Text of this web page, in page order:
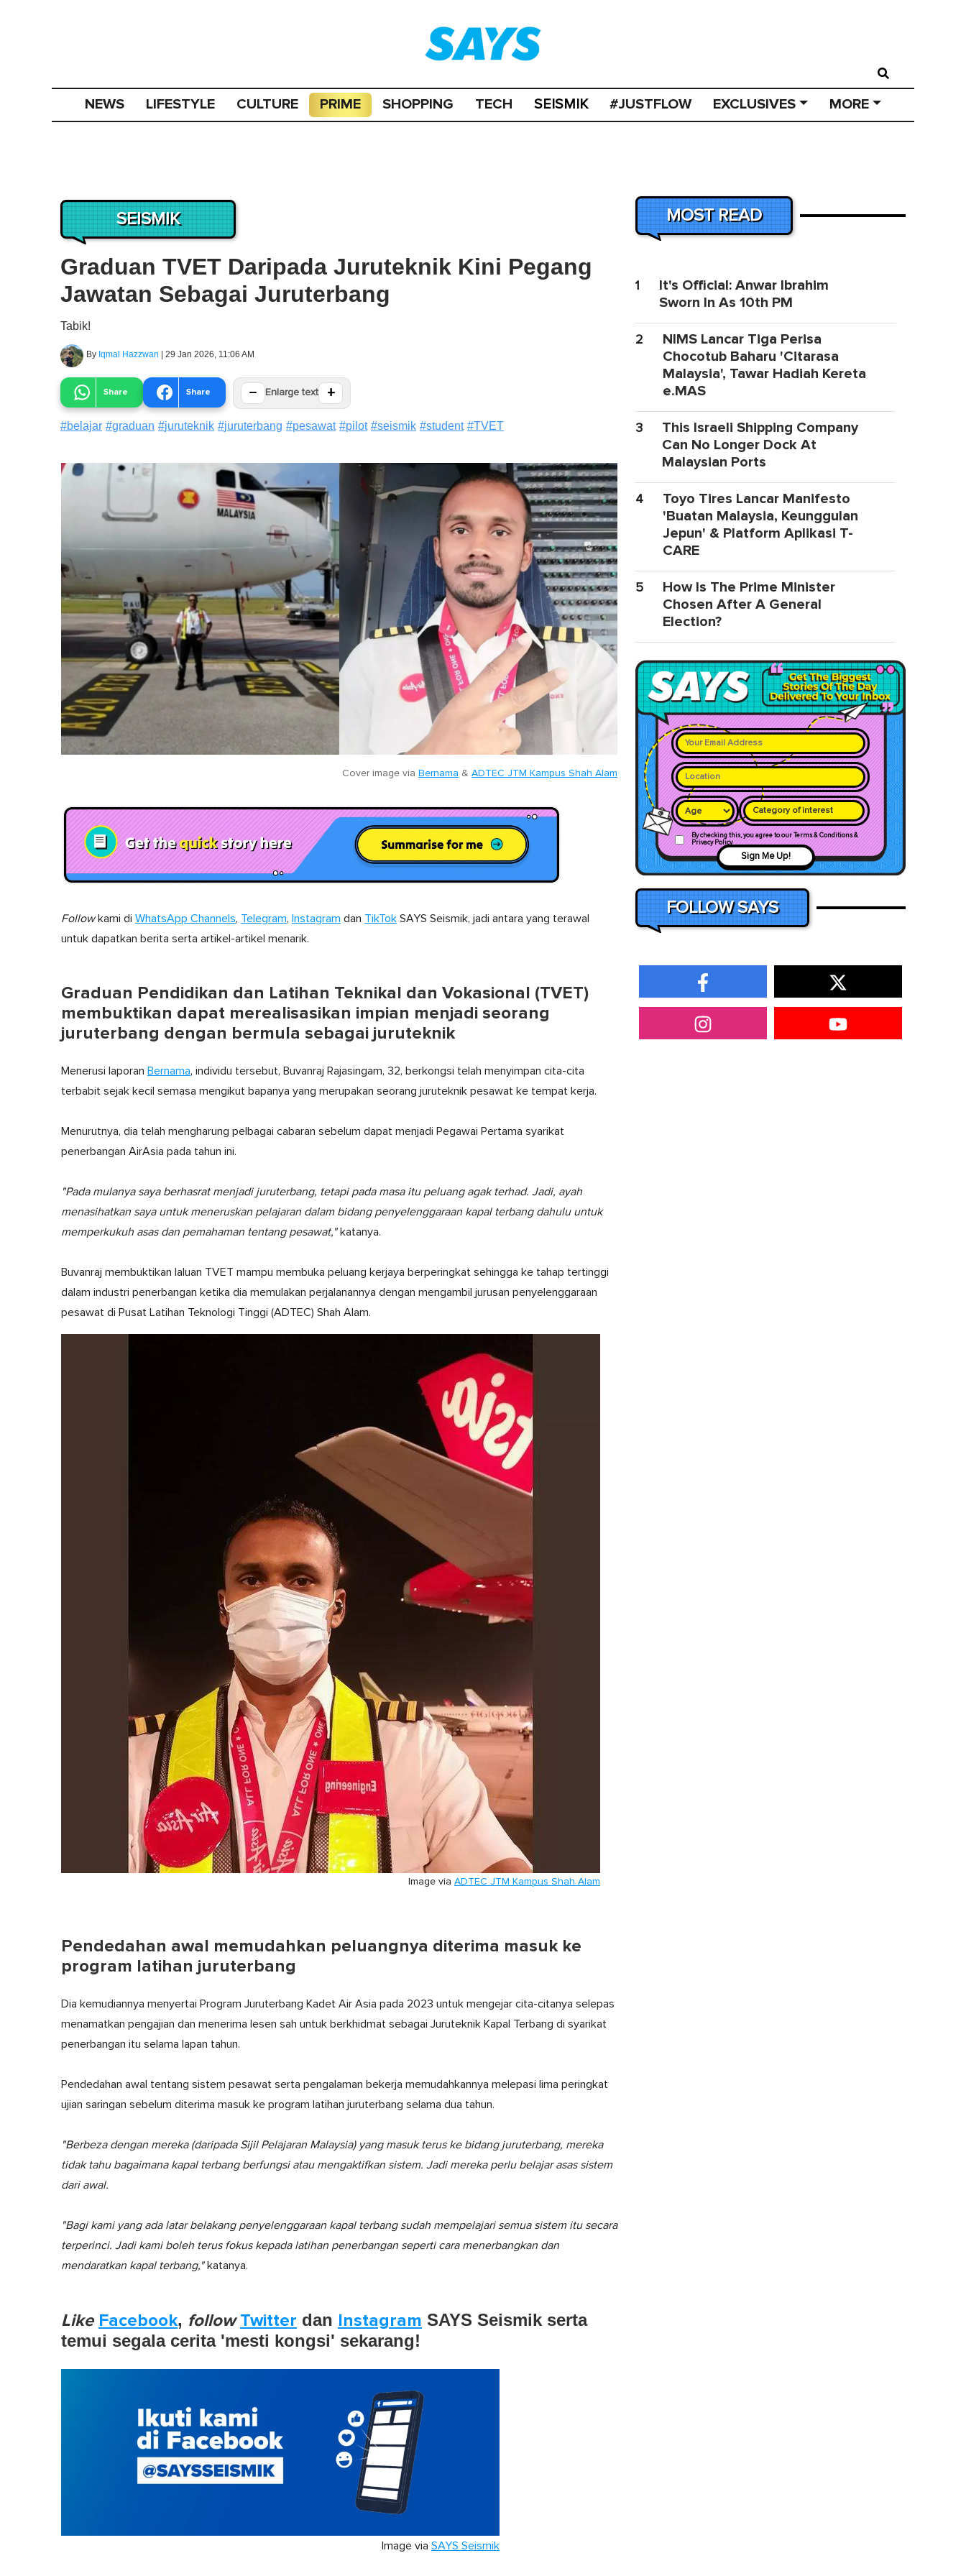
NEWS LIFESTYLE CULTURE PRIME SHOPPING TECH SEISMIK #JUSTFLOW EXCLUSIVES MORE
SEISMIK
Graduan TVET Daripada Juruteknik Kini Pegang
Jawatan Sebagai Juruterbang
Tabik!
By Iqmal Hazzwan | 29 Jan 2026, 11:06 AM
Share Share − Enlarge text +
#belajar #graduan #juruteknik #juruterbang #pesawat #pilot #seismik #student #TVET
Cover image via Bernama & ADTEC JTM Kampus Shah Alam
Followkami di WhatsApp Channels, Telegram, Instagram dan TikTok SAYS Seismik, jadi antara yang terawal
untuk dapatkan berita serta artikel-artikel menarik.
Graduan Pendidikan dan Latihan Teknikal dan Vokasional (TVET)
membuktikan dapat merealisasikan impian menjadi seorang
juruterbang dengan bermula sebagai juruteknik
Menerusi laporan Bernama, individu tersebut, Buvanraj Rajasingam, 32, berkongsi telah menyimpan cita-cita
terbabit sejak kecil semasa mengikut bapanya yang merupakan seorang juruteknik pesawat ke tempat kerja.
Menurutnya, dia telah mengharung pelbagai cabaran sebelum dapat menjadi Pegawai Pertama syarikat
penerbangan AirAsia pada tahun ini.
"Pada mulanya saya berhasrat menjadi juruterbang, tetapi pada masa itu peluang agak terhad. Jadi, ayah
menasihatkan saya untuk meneruskan pelajaran dalam bidang penyelenggaraan kapal terbang dahulu untuk
memperkukuh asas dan pemahaman tentang pesawat,"katanya.
Buvanraj membuktikan laluan TVET mampu membuka peluang kerjaya berperingkat sehingga ke tahap tertinggi
dalam industri penerbangan ketika dia memulakan perjalanannya dengan mengambil jurusan penyelenggaraan
pesawat di Pusat Latihan Teknologi Tinggi (ADTEC) Shah Alam.
Image via ADTEC JTM Kampus Shah Alam
Pendedahan awal memudahkan peluangnya diterima masuk ke
program latihan juruterbang
Dia kemudiannya menyertai Program Juruterbang Kadet Air Asia pada 2023 untuk mengejar cita-citanya selepas
menamatkan pengajian dan menerima lesen sah untuk berkhidmat sebagai Juruteknik Kapal Terbang di syarikat
penerbangan itu selama lapan tahun.
Pendedahan awal tentang sistem pesawat serta pengalaman bekerja memudahkannya melepasi lima peringkat
ujian saringan sebelum diterima masuk ke program latihan juruterbang selama dua tahun.
"Berbeza dengan mereka (daripada Sijil Pelajaran Malaysia) yang masuk terus ke bidang juruterbang, mereka
tidak tahu bagaimana kapal terbang berfungsi atau mengaktifkan sistem. Jadi mereka perlu belajar asas sistem
dari awal.
"Bagi kami yang ada latar belakang penyelenggaraan kapal terbang sudah mempelajari semua sistem itu secara
terperinci. Jadi kami boleh terus fokus kepada latihan penerbangan seperti cara menerbangkan dan
mendaratkan kapal terbang,"katanya.
Like Facebook, follow Twitter dan Instagram SAYS Seismik serta
temui segala cerita 'mesti kongsi' sekarang!
Image via SAYS Seismik
MOST READ
1
It's Official: Anwar Ibrahim
Sworn In As 10th PM
2
NIMS Lancar Tiga Perisa
Chocotub Baharu 'Citarasa
Malaysia', Tawar Hadiah Kereta
e.MAS
3
This Israeli Shipping Company
Can No Longer Dock At
Malaysian Ports
4
Toyo Tires Lancar Manifesto
'Buatan Malaysia, Keunggulan
Jepun' & Platform Aplikasi T-
CARE
5
How Is The Prime Minister
Chosen After A General
Election?
Category of interest
By checking this, you agree to our Terms & Conditions &
Privacy Policy
Sign Me Up!
FOLLOW SAYS